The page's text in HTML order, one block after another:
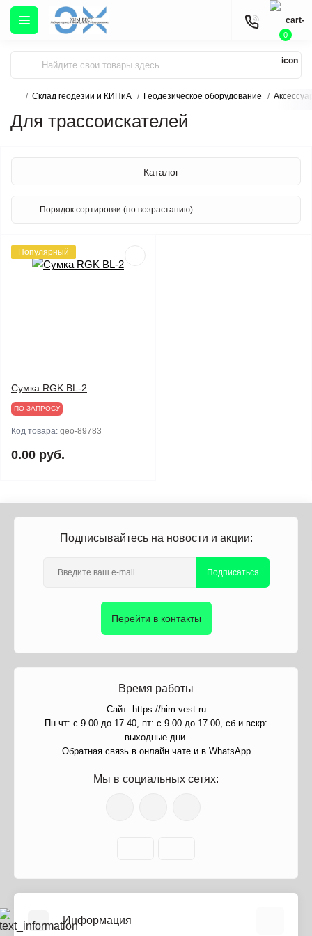
0
Склад геодезии и КИПиА Геодезическое оборудование
Для трассоискателей
Каталог
Популярный
Сумка RGK BL-2
ПО ЗАПРОСУ
Код товара: geo-89783
0.00 руб.
Подписывайтесь на новости и акции:
Подписаться
Перейти в контакты
Время работы
Сайт: https://him-vest.ru
Пн-чт: с 9-00 до 17-40, пт: с 9-00 до 17-00, сб и вскр:
выходные дни.
Обратная связь в онлайн чате и в WhatsApp
Мы в социальных сетях:
Информация